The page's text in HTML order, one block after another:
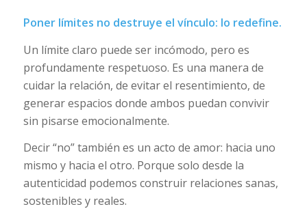
Poner límites no destruye el vínculo: lo redefine.
Un límite claro puede ser incómodo, pero es
profundamente respetuoso. Es una manera de
cuidar la relación, de evitar el resentimiento, de
generar espacios donde ambos puedan convivir
sin pisarse emocionalmente.
Decir “no” también es un acto de amor: hacia uno
mismo y hacia el otro. Porque solo desde la
autenticidad podemos construir relaciones sanas,
sostenibles y reales.